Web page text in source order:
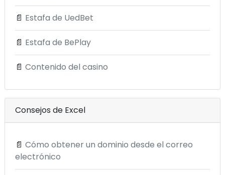
📄 Estafa de UedBet
📄 Estafa de BePlay
📄 Contenido del casino
Consejos de Excel
📄 Cómo obtener un dominio desde el correo
electrónico